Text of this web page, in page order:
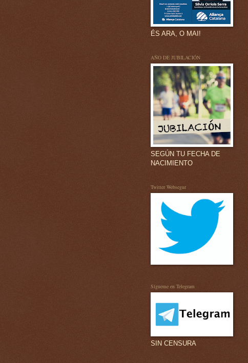
ÉS ARA, O MAI!
AÑO DE JUBILACIÓN
SEGÚN TU FECHA DE
NACIMIENTO
Twitter Websegur
Sígueme en Telegram
SIN CENSURA